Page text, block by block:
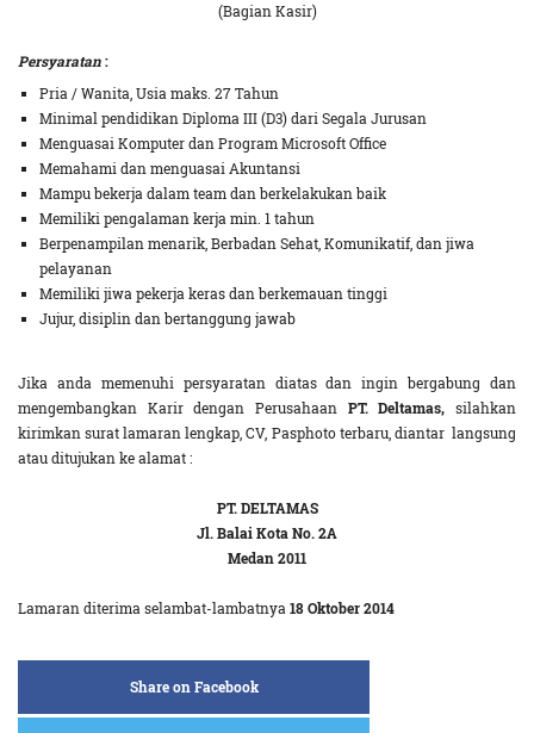
(Bagian Kasir)
Persyaratan:
Pria / Wanita, Usia maks. 27 Tahun
Minimal pendidikan Diploma III (D3) dari Segala Jurusan
Menguasai Komputer dan Program Microsoft Office
Memahami dan menguasai Akuntansi
Mampu bekerja dalam team dan berkelakukan baik
Memiliki pengalaman kerja min. 1 tahun
Berpenampilan menarik, Berbadan Sehat, Komunikatif, dan jiwa
pelayanan
Memiliki jiwa pekerja keras dan berkemauan tinggi
Jujur, disiplin dan bertanggung jawab
Jika anda memenuhi persyaratan diatas dan ingin bergabung dan
mengembangkan Karir dengan Perusahaan PT. Deltamas, silahkan
kirimkan surat lamaran lengkap, CV, Pasphoto terbaru, diantar langsung
atau ditujukan ke alamat :
PT. DELTAMAS
Jl. Balai Kota No. 2A
Medan 2011
Lamaran diterima selambat-lambatnya 18 Oktober 2014
Share on Facebook